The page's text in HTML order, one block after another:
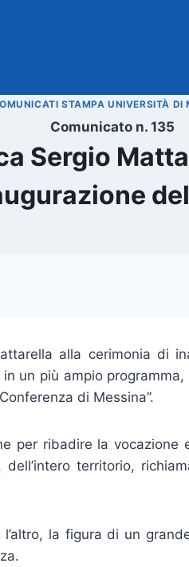
STAMPA UNIVERSITÀ DI
Comunicato n. 135
Sergio
alla cerimonia di
un più ampio
di Messina”.
per ribadire la vocazione
territorio,
la figura di un